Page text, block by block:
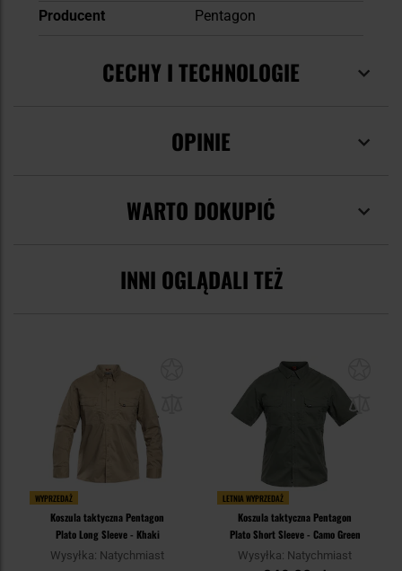
Producent
Pentagon
CECHY I TECHNOLOGIE
OPINIE
WARTO DOKUPIĆ
INNI OGLĄDALI TEŻ
WYPRZEDAŻ
Koszula taktyczna Pentagon
Plato Long Sleeve - Khaki
Wysyłka: Natychmiast
LETNIA WYPRZEDAŻ
Koszula taktyczna Pentagon
Plato Short Sleeve - Camo Green
Wysyłka: Natychmiast